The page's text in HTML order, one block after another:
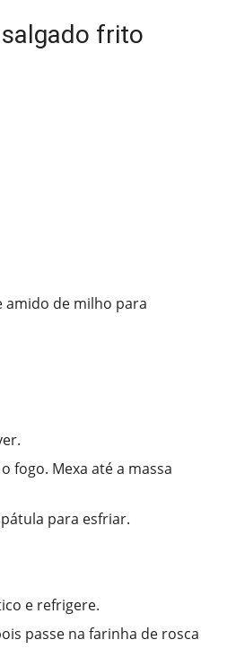
frito
amido de milho para
fogo. Mexa até a massa
para esfriar.
e refrigere.
passe na farinha de rosca